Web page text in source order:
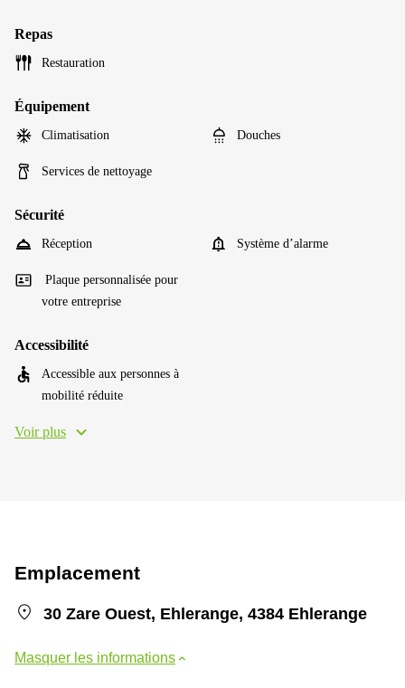
Repas
Restauration
Équipement
Climatisation Douches
Services de nettoyage
Sécurité
Réception Système d’alarme
Plaque personnalisée pour
votre entreprise
Accessibilité
Accessible aux personnes à
mobilité réduite
Voir plus
Emplacement
30 Zare Ouest, Ehlerange, 4384 Ehlerange
Masquer les informations